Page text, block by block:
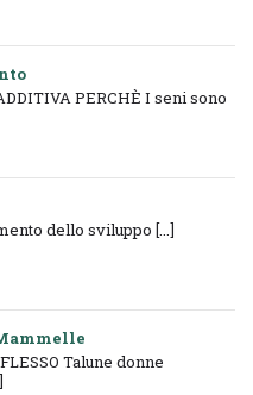
PERCHÈ I seni sono
dello sviluppo [...]
Talune donne